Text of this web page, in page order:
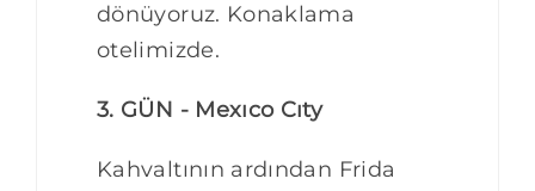
dönüyoruz. Konaklama
otelimizde.
3. GÜN - Mexıco Cıty
Kahvaltının ardından Frida